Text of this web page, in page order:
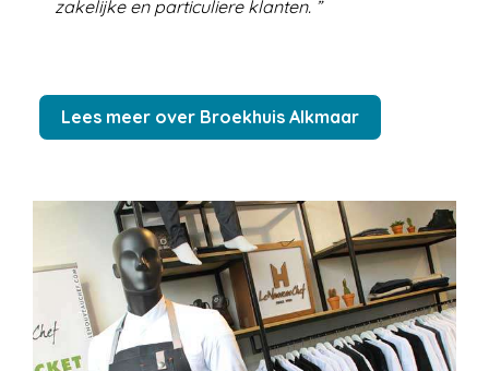
zakelijke en particuliere klanten.
Lees meer over Broekhuis Alkmaar